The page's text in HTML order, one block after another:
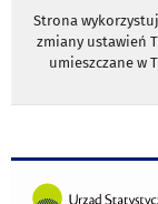
Strona
zmiany ustawień
umieszczane w